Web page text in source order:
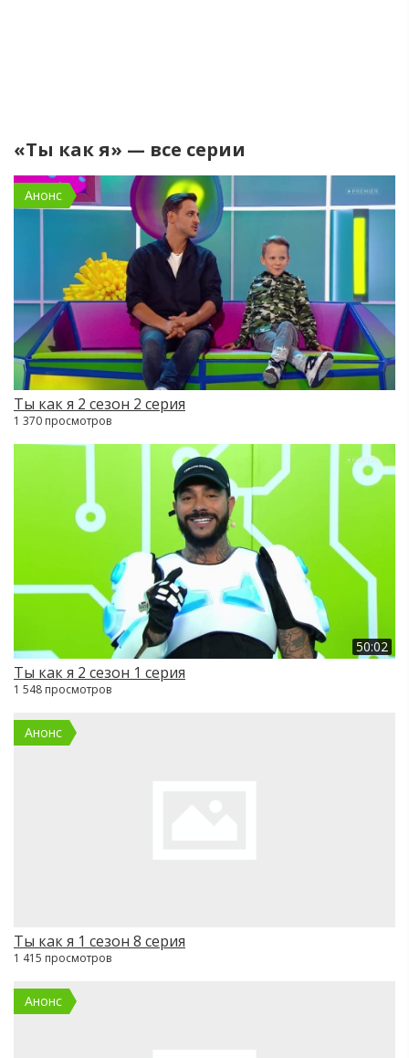
«Ты как я» — все серии
Анонс
Ты как я 2 сезон 2 серия
1 370 просмотров
50:02
Ты как я 2 сезон 1 серия
1 548 просмотров
Анонс
Ты как я 1 сезон 8 серия
1 415 просмотров
Анонс